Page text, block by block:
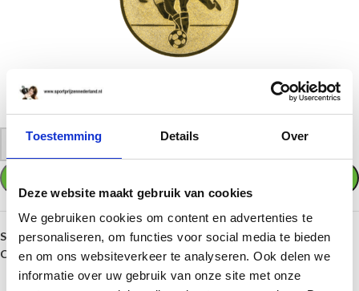
Toestemming Details Over
Deze website maakt gebruik van cookies
We gebruiken cookies om content en advertenties te
personaliseren, om functies voor social media te bieden
en om ons websiteverkeer te analyseren. Ook delen we
informatie over uw gebruik van onze site met onze
Wilt u een andere afbeelding of verwijderen. Klik dan weer op "KIES UW
(SPORT)AFBEELDING" en kies een andere afbeelding of verwijder hem
+
SKU:ST.310.15-Dansen
Categorieën:Dansen, Prijzen per sport